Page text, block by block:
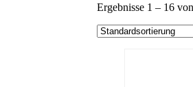
Ergebnisse 1 – 16